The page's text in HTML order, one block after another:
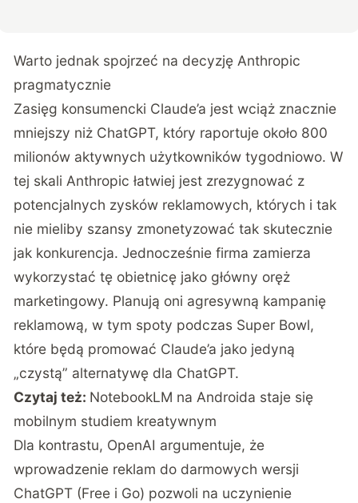
Warto jednak spojrzeć na decyzję Anthropic
pragmatycznie
Zasięg konsumencki Claude’a jest wciąż znacznie
mniejszy niż ChatGPT, który raportuje około 800
milionów aktywnych użytkowników tygodniowo. W
tej skali Anthropic łatwiej jest zrezygnować z
potencjalnych zysków reklamowych, których i tak
nie mieliby szansy zmonetyzować tak skutecznie
jak konkurencja. Jednocześnie firma zamierza
wykorzystać tę obietnicę jako główny oręż
marketingowy. Planują oni agresywną kampanię
reklamową, w tym spoty podczas Super Bowl,
które będą promować Claude’a jako jedyną
„czystą” alternatywę dla ChatGPT.
Czytaj też: NotebookLM na Androida staje się
mobilnym studiem kreatywnym
Dla kontrastu, OpenAI argumentuje, że
wprowadzenie reklam do darmowych wersji
ChatGPT (Free i Go) pozwoli na uczynienie